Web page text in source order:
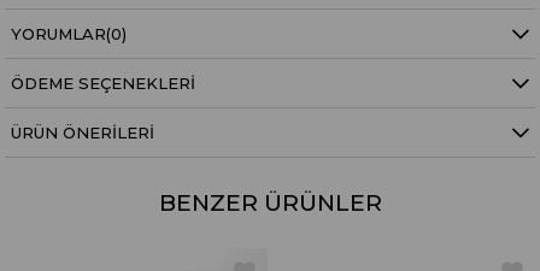
YORUMLAR(0)
ÖDEME SEÇENEKLERI
ÜRÜN ÖNERILERI
BENZER ÜRÜNLER